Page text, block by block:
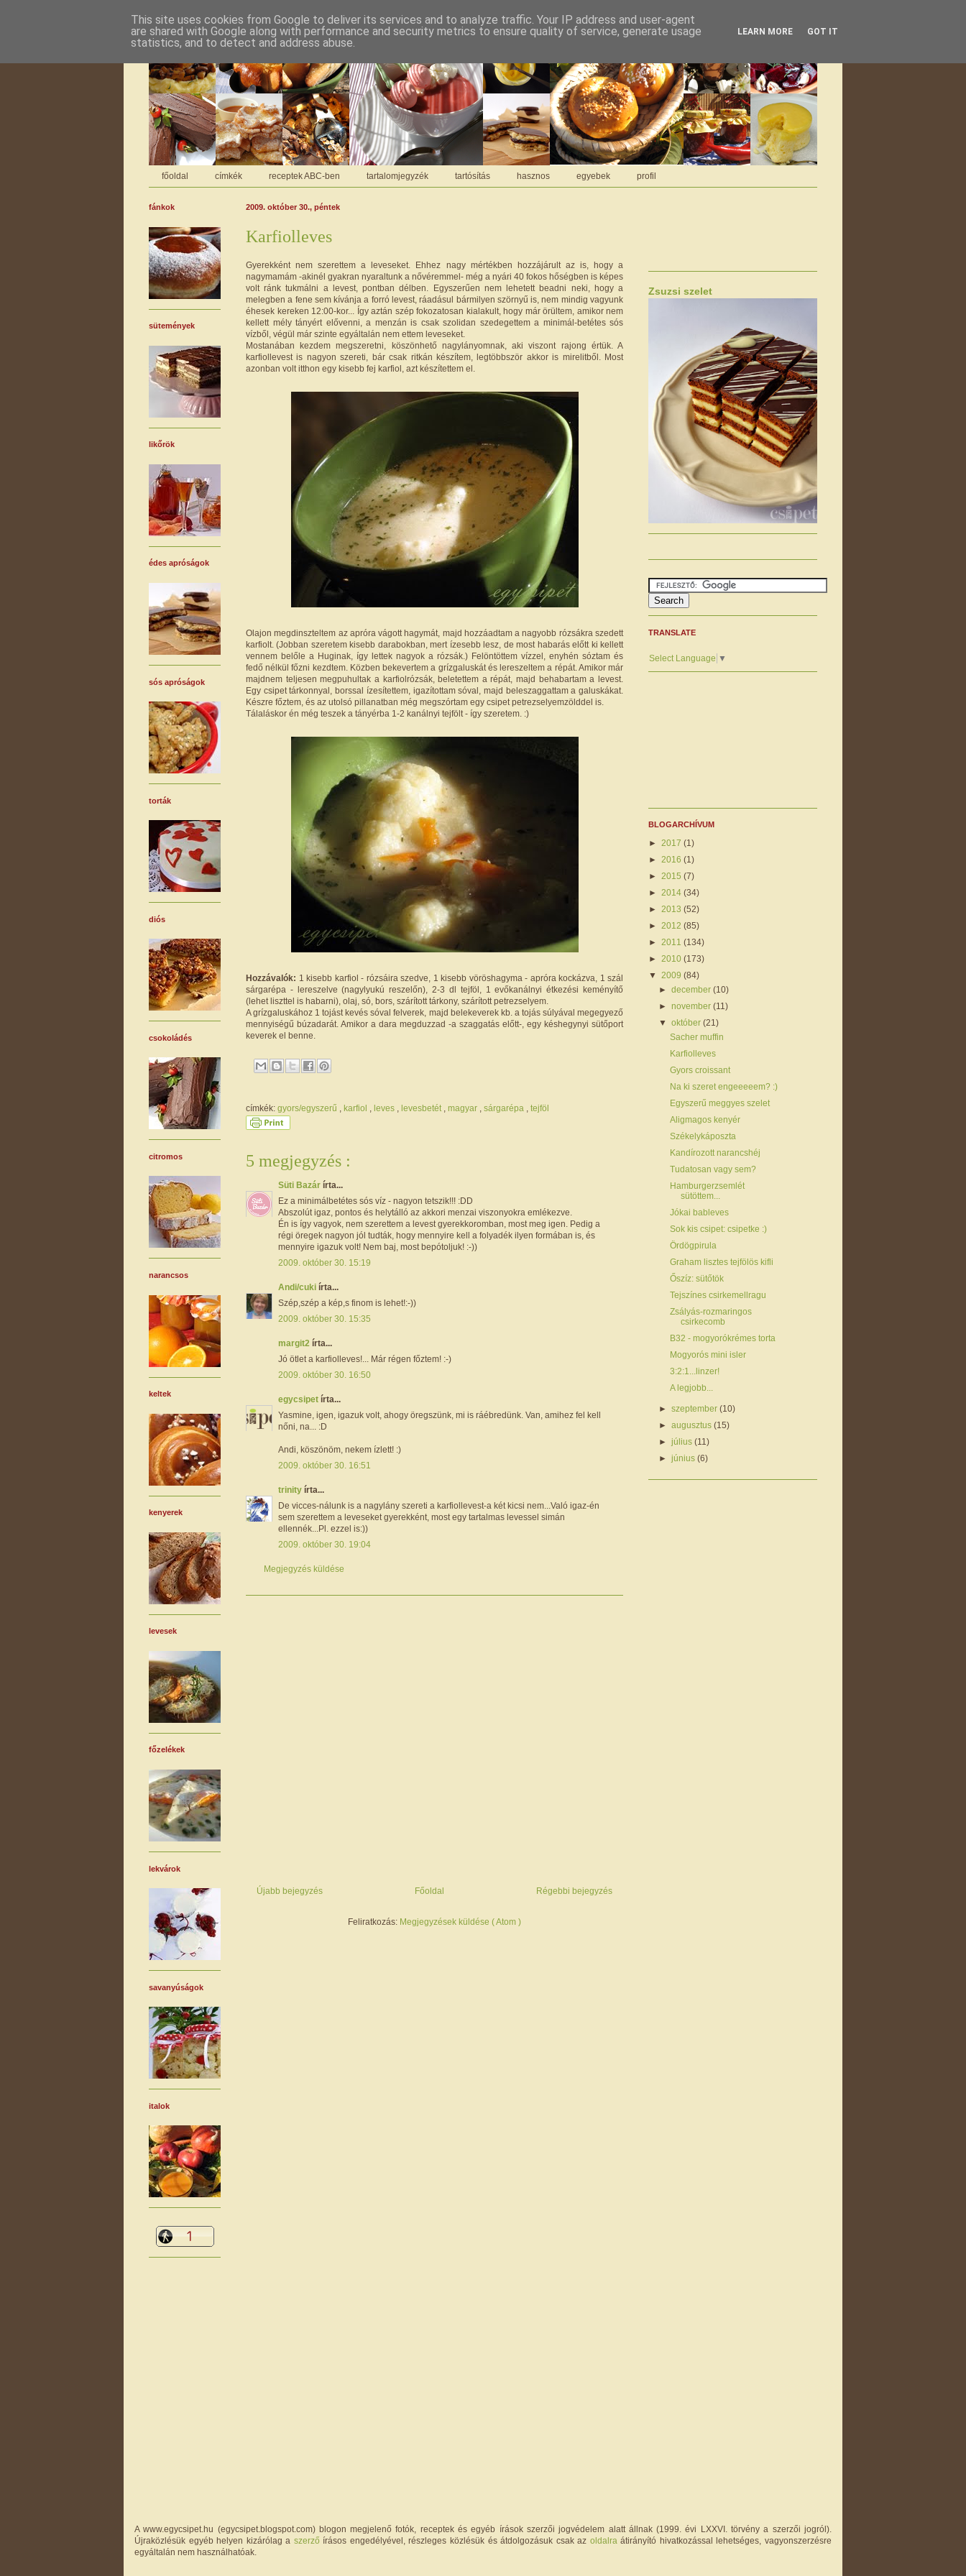
főoldal címkék receptek ABC-ben tartalomjegyzék tartósítás hasznos egyebek profil
2009. október 30., péntek
Karfiolleves
Gyerekként nem szerettem a leveseket. Ehhez nagy mértékben hozzájárult az is, hogy a
nagymamám -akinél gyakran nyaraltunk a nővéremmel- még a nyári 40 fokos hőségben is képes
volt ránk tukmálni a levest, pontban délben. Egyszerűen nem lehetett beadni neki, hogy a
melegben a fene sem kívánja a forró levest, ráadásul bármilyen szörnyű is, nem mindig vagyunk
éhesek kereken 12:00-kor... Így aztán szép fokozatosan kialakult, hogy már örültem, amikor nem
kellett mély tányért elővenni, a menzán is csak szolidan szedegettem a minimál-betétes sós
vízből, végül már szinte egyáltalán nem ettem leveseket.
Mostanában kezdem megszeretni, köszönhető nagylányomnak, aki viszont rajong értük. A
karfiollevest is nagyon szereti, bár csak ritkán készítem, legtöbbször akkor is mirelitből. Most
azonban volt itthon egy kisebb fej karfiol, azt készítettem el.
Olajon megdinszteltem az apróra vágott hagymát, majd hozzáadtam a nagyobb rózsákra szedett
karfiolt. (Jobban szeretem kisebb darabokban, mert ízesebb lesz, de most habarás előtt ki kellett
vennem belőle a Huginak, így lettek nagyok a rózsák.) Felöntöttem vízzel, enyhén sóztam és
fedő nélkül főzni kezdtem. Közben bekevertem a grízgaluskát és lereszeltem a répát. Amikor már
majdnem teljesen megpuhultak a karfiolrózsák, beletettem a répát, majd behabartam a levest.
Egy csipet tárkonnyal, borssal ízesítettem, igazítottam sóval, majd beleszaggattam a galuskákat.
Készre főztem, és az utolsó pillanatban még megszórtam egy csipet petrezselyemzölddel is.
Tálaláskor én még teszek a tányérba 1-2 kanálnyi tejfölt - így szeretem. :)
Hozzávalók: 1 kisebb karfiol - rózsáira szedve, 1 kisebb vöröshagyma - apróra kockázva, 1 szál
sárgarépa - lereszelve (nagylyukú reszelőn), 2-3 dl tejföl, 1 evőkanálnyi étkezési keményítő
(lehet liszttel is habarni), olaj, só, bors, szárított tárkony, szárított petrezselyem.
A grízgaluskához 1 tojást kevés sóval felverek, majd belekeverek kb. a tojás súlyával megegyező
mennyiségű búzadarát. Amikor a dara megduzzad -a szaggatás előtt-, egy késhegynyi sütőport
keverek el benne.
címkék: gyors/egyszerű karfiol leves levesbetét magyar sárgarépa tejföl
5 megjegyzés :
Süti Bazár írta...
Ez a minimálbetétes sós víz - nagyon tetszik!!! :DD
Abszolút igaz, pontos és helytálló az akkori menzai viszonyokra emlékezve.
Én is így vagyok, nem szerettem a levest gyerekkoromban, most meg igen. Pedig a
régi öregek nagyon jól tudták, hogy mennyire kell a folyadék ilyen formában is, és
mennyire igazuk volt! Nem baj, most bepótoljuk! :-))
2009. október 30. 15:19
Andi/cuki írta...
Szép,szép a kép,s finom is lehet!:-))
2009. október 30. 15:35
margit2 írta...
Jó ötlet a karfiolleves!... Már régen főztem! :-)
2009. október 30. 16:50
egycsipet írta...
Yasmine, igen, igazuk volt, ahogy öregszünk, mi is ráébredünk. Van, amihez fel kell
nőni, na... :D
Andi, köszönöm, nekem ízlett! :)
2009. október 30. 16:51
trinity írta...
De vicces-nálunk is a nagylány szereti a karfiollevest-a két kicsi nem...Való igaz-én
sem szerettem a leveseket gyerekként, most egy tartalmas levessel simán
ellennék...Pl. ezzel is:))
2009. október 30. 19:04
Megjegyzés küldése
Újabb bejegyzés Régebbi bejegyzés
Főoldal
Feliratkozás: Megjegyzések küldése ( Atom )
fánkok
sütemények
likőrök
édes apróságok
sós apróságok
torták
diós
csokoládés
citromos
narancsos
keltek
kenyerek
levesek
főzelékek
lekvárok
savanyúságok
italok
Zsuzsi szelet
TRANSLATE
Select Language ▼
BLOGARCHÍVUM
► 2017 (1)
► 2016 (1)
► 2015 (7)
► 2014 (34)
► 2013 (52)
► 2012 (85)
► 2011 (134)
► 2010 (173)
▼ 2009 (84)
►december(10)
►november(11)
▼október(21)
Sacher muffin
Karfiolleves
Gyors croissant
Na ki szeret engeeeeem? :)
Egyszerű meggyes szelet
Aligmagos kenyér
Székelykáposzta
Kandírozott narancshéj
Tudatosan vagy sem?
Hamburgerzsemlét
sütöttem...
Jókai bableves
Sok kis csipet: csipetke :)
Ördögpirula
Graham lisztes tejfölös kifli
Őszíz: sütőtök
Tejszínes csirkemellragu
Zsályás-rozmaringos
csirkecomb
B32 - mogyorókrémes torta
Mogyorós mini isler
3:2:1...linzer!
A legjobb...
►szeptember(10)
►augusztus(15)
►július(11)
►június(6)
A www.egycsipet.hu (egycsipet.blogspot.com) blogon megjelenő fotók, receptek és egyéb írások szerzői jogvédelem alatt állnak (1999. évi LXXVI. törvény a szerzői jogról).
Újraközlésük egyéb helyen kizárólag a szerző írásos engedélyével, részleges közlésük és átdolgozásuk csak az oldalraátirányító hivatkozással lehetséges, vagyonszerzésre
egyáltalán nem használhatóak.
This site uses cookies from Google to deliver its services and to analyze traffic. Your IP address and user-agent
are shared with Google along with performance and security metrics to ensure quality of service, generate usage
statistics, and to detect and address abuse.
LEARN MORE GOT IT